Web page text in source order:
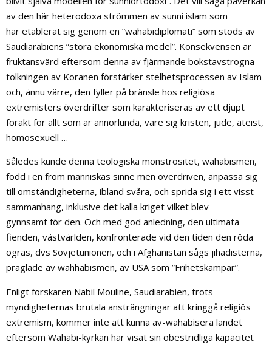
av den här heterodoxa strömmen av sunni islam som
har etablerat sig genom en ”wahabidiplomati” som stöds av
Saudiarabiens ”stora ekonomiska medel”. Konsekvensen är
fruktansvärd eftersom denna av fjärmande bokstavstrogna
tolkningen av Koranen förstärker stelhetsprocessen av Islam
och, ännu värre, den fyller på bränsle hos religiösa
extremisters överdrifter som karakteriseras av ett djupt
förakt för allt som är annorlunda, vare sig kristen, jude, ateist,
homosexuell …
Således kunde denna teologiska monstrositet, wahabismen,
född i en from människas sinne men överdriven, anpassa sig
till omständigheterna, ibland svåra, och sprida sig i ett visst
sammanhang, inklusive det kalla kriget vilket blev
gynnsamt för den. Och med god anledning, den ultimata
fienden, västvärlden, konfronterade vid den tiden den röda
ogräs, dvs Sovjetunionen, och i Afghanistan sågs jihadisterna,
präglade av wahhabismen, av USA som ”Frihetskämpar”.
Enligt forskaren Nabil Mouline, Saudiarabien, trots
myndigheternas brutala ansträngningar att kringgå religiös
extremism, kommer inte att kunna av-wahabisera landet
eftersom Wahabi-kyrkan har visat sin obestridliga kapacitet